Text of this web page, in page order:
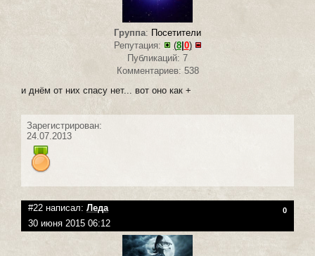
Группа: Посетители
Репутация:
(8|0)
Публикаций: 7
Комментариев: 538
и днём от них спасу нет... вот оно как +
Зарегистрирован:
24.07.2013
#22 написал: Леда 0
30 июня 2015 06:12